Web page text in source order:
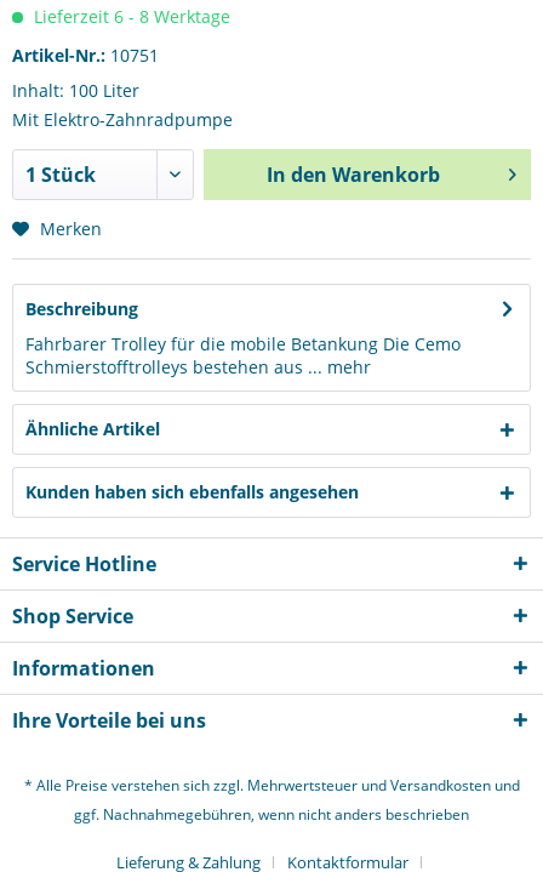
Lieferzeit 6 - 8 Werktage
Artikel-Nr.: 10751
Inhalt: 100 Liter
Mit Elektro-Zahnradpumpe
In den Warenkorb
Merken
Beschreibung
Fahrbarer Trolley für die mobile Betankung Die Cemo
Schmierstofftrolleys bestehen aus ... mehr
Ähnliche Artikel
Kunden haben sich ebenfalls angesehen
Service Hotline
Shop Service
Informationen
Ihre Vorteile bei uns
* Alle Preise verstehen sich zzgl. Mehrwertsteuer undVersandkostenund
ggf. Nachnahmegebühren, wenn nicht anders beschrieben
Lieferung & Zahlung Kontaktformular